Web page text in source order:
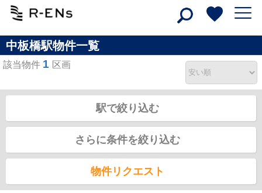
中板橋駅物件一覧
該当物件 1 区画
駅で絞り込む
さらに条件を絞り込む
物件リクエスト